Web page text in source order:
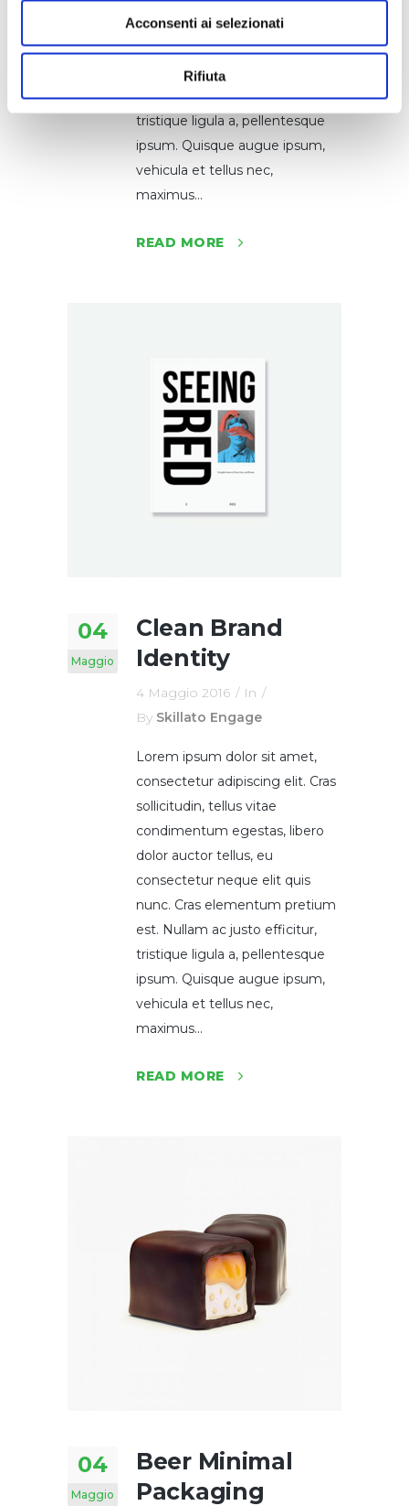
Acconsenti ai selezionati
Rifiuta
dolor auctor tellus, eu
consectetur neque elit quis
nunc. Cras elementum pretium
est. Nullam ac justo efficitur,
tristique ligula a, pellentesque
ipsum. Quisque augue ipsum,
vehicula et tellus nec,
maximus...
READ MORE
04
Maggio
Clean Brand
Identity
4 Maggio 2016
In
By Skillato Engage
Lorem ipsum dolor sit amet,
consectetur adipiscing elit. Cras
sollicitudin, tellus vitae
condimentum egestas, libero
dolor auctor tellus, eu
consectetur neque elit quis
nunc. Cras elementum pretium
est. Nullam ac justo efficitur,
tristique ligula a, pellentesque
ipsum. Quisque augue ipsum,
vehicula et tellus nec,
maximus...
READ MORE
04
Maggio
Beer Minimal
Packaging